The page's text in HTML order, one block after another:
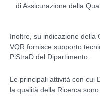
di Assicurazione della
Inoltre, su indicazione della
VQR fornisce supporto
PiStraD del Dipartimento.
Le principali attività con cui
la qualità della Ricerca sono: